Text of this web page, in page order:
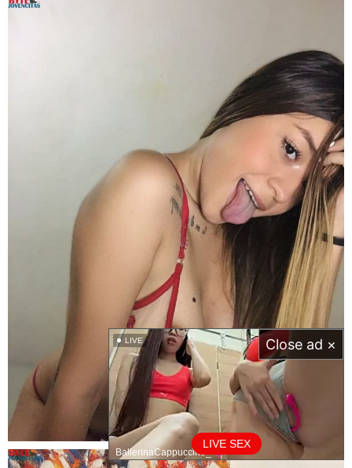
LIVE SEX
LIVE
BallerinaCappuccino_
Close ad ×